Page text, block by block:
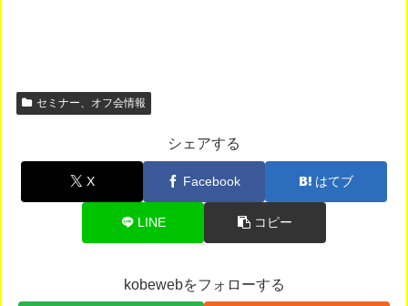
セミナー、オフ会情報
シェアする
X Facebook はてブ
LINE コピー
kobewebをフォローする